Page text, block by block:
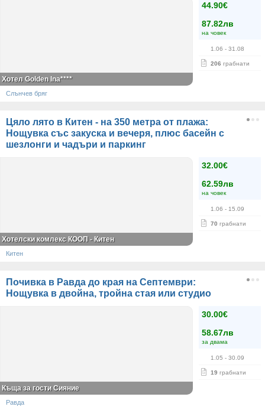
44.90€
87.82лв
на човек
1.06 - 31.08
206 грабнати
Хотел Golden Ina****
Слънчев бряг
Цяло лято в Китен - на 350 метра от плажа:
Нощувка със закуска и вечеря, плюс басейн с
шезлонги и чадъри и паркинг
32.00€
62.59лв
на човек
1.06 - 15.09
70 грабнати
Хотелски комлекс КООП - Китен
Китен
Почивка в Равда до края на Септември:
Нощувка в двойна, тройна стая или студио
30.00€
58.67лв
за двама
1.05 - 30.09
19 грабнати
Къща за гости Сияние
Равда